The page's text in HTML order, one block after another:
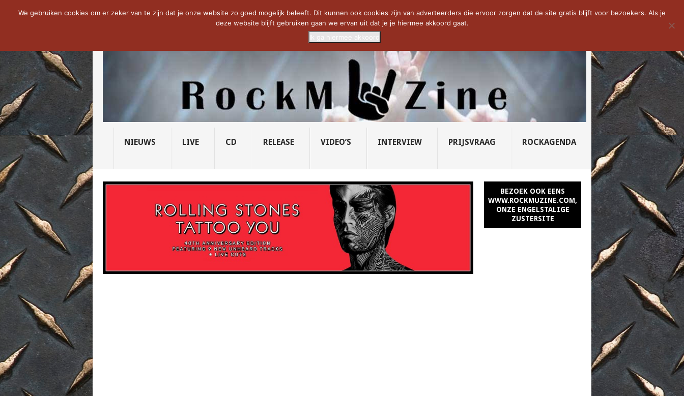
NOW TRENDING: THE VICIOUS HEAD SOCIETY... PRIDE OF LIONS – U... SAVATAGE KOMT TERUG IN 0... CD VAN DE WEEK: SLEEPING...
NIEUWS LIVE CD RELEASE VIDEO’S INTERVIEW PRIJSVRAAG ROCKAGENDA
BEZOEK OOK EENS
WWW.ROCKMUZINE.COM,
ONZE ENGELSTALIGE
ZUSTERSITE
We gebruiken cookies om er zeker van te zijn dat je onze website zo goed mogelijk beleeft. Dit kunnen ook cookies zijn van adverteerders die ervoor zorgen dat de site gratis blijft voor bezoekers. Als je
deze website blijft gebruiken gaan we ervan uit dat je je hiermee akkoord gaat.
Ik ga hiermee akkoord